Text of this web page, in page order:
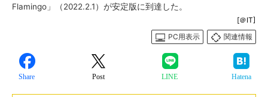
Flamingo」（2022.2.1）が安定版に到達した。
[＠IT]
PC用表示
関連情報
Share Post LINE Hatena